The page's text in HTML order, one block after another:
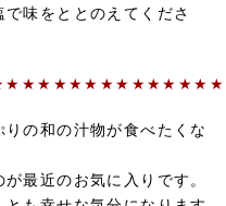
味をととのえてくださ
の和の汁物が食べたくな
最近のお気に入りです。